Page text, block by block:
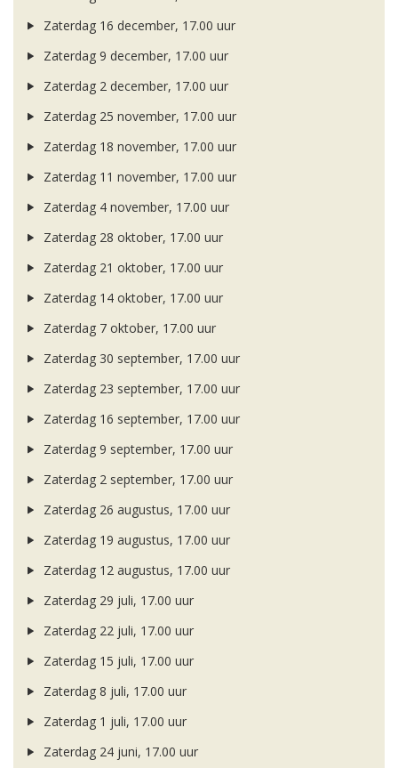
Zaterdag 16 december, 17.00 uur
Zaterdag 9 december, 17.00 uur
Zaterdag 2 december, 17.00 uur
Zaterdag 25 november, 17.00 uur
Zaterdag 18 november, 17.00 uur
Zaterdag 11 november, 17.00 uur
Zaterdag 4 november, 17.00 uur
Zaterdag 28 oktober, 17.00 uur
Zaterdag 21 oktober, 17.00 uur
Zaterdag 14 oktober, 17.00 uur
Zaterdag 7 oktober, 17.00 uur
Zaterdag 30 september, 17.00 uur
Zaterdag 23 september, 17.00 uur
Zaterdag 16 september, 17.00 uur
Zaterdag 9 september, 17.00 uur
Zaterdag 2 september, 17.00 uur
Zaterdag 26 augustus, 17.00 uur
Zaterdag 19 augustus, 17.00 uur
Zaterdag 12 augustus, 17.00 uur
Zaterdag 29 juli, 17.00 uur
Zaterdag 22 juli, 17.00 uur
Zaterdag 15 juli, 17.00 uur
Zaterdag 8 juli, 17.00 uur
Zaterdag 1 juli, 17.00 uur
Zaterdag 24 juni, 17.00 uur